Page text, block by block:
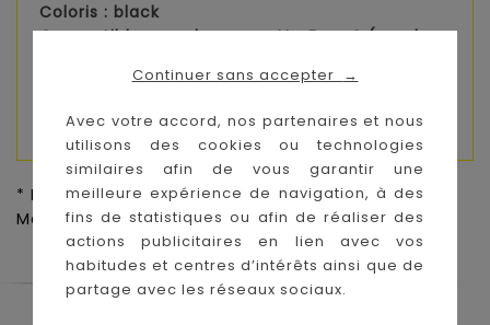
Continuer sans accepter →
Avec votre accord, nos partenaires et nous
utilisons des cookies ou technologies
similaires afin de vous garantir une
meilleure expérience de navigation, à des
fins de statistiques ou afin de réaliser des
actions publicitaires en lien avec vos
habitudes et centres d’intérêts ainsi que de
partage avec les réseaux sociaux.
Coloris : black
Compatible avec la poussette Eezy S (vendue
Lien coulissant
* Prix de vente conseillé par le fournisseur pour la
Métropole,Voir CGV